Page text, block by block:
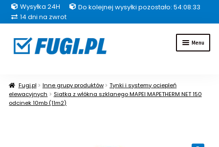
Wysyłka 24H
Do kolejnej wysyłki pozostało: 54:08:32
14 dni na zwrot
Przejdź
do
Przejdź
do
Menu
Uszczelniacze
Fugi.pl Inne grupy produktów
Tynki i systemy ociepleń
elewacyjnych
Siatka z włókna szklanego MAPEI MAPETHERM NET 150
odcinek 10mb (11m2)